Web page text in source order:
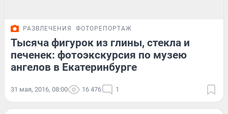
РАЗВЛЕЧЕНИЯ ФОТОРЕПОРТАЖ
Тысяча фигурок из глины, стекла и
печенек: фотоэкскурсия по музею
ангелов в Екатеринбурге
31 мая, 2016, 08:00 16 476 1